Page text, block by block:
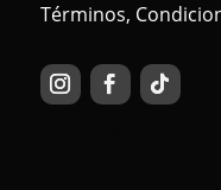
Términos,